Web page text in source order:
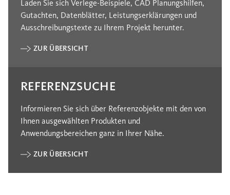
Laden Sie sich Verlege-Beispiele, CAD Planungshilfen,
Gutachten, Datenblätter, Leistungserklärungen und
Ausschreibungstexte zu Ihrem Projekt herunter.
ZUR ÜBERSICHT
REFERENZSUCHE
Informieren Sie sich über Referenzobjekte mit den von
Ihnen ausgewählten Produkten und
Anwendungsbereichen ganz in Ihrer Nähe.
ZUR ÜBERSICHT